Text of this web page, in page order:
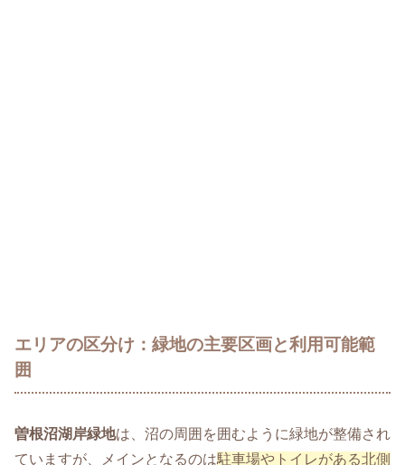
エリアの区分け：緑地の主要区画と利用可能範
囲
曽根沼湖岸緑地は、沼の周囲を囲むように緑地が整備され
ていますが、メインとなるのは駐車場やトイレがある北側